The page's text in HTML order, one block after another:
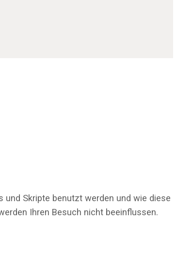
und Skripte benutzt werden und wie diese
Ihren Besuch nicht beeinflussen.